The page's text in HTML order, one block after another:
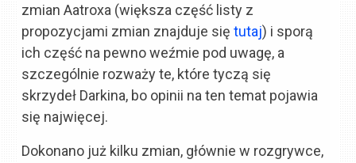
zmian Aatroxa (większa część listy z
propozycjami zmian znajduje siętutaj) i sporą
ich część na pewno weźmie pod uwagę, a
szczególnie rozważy te, które tyczą się
skrzydeł Darkina, bo opinii na ten temat pojawia
się najwięcej.
Dokonano już kilku zmian, głównie w rozgrywce,